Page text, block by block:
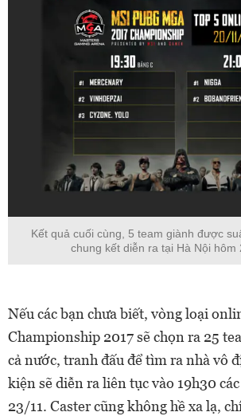
Kết quả cuối cùng, 5 team giành được
chung kết diễn ra tại Hà Nội hôm
Nếu các bạn chưa biết, vòng loại
Championship 2017 sẽ chọn ra 25
cả nước, tranh đấu để tìm ra nhà vô
kiện sẽ diễn ra liên tục vào 19h30
23/11. Caster cũng không hề xa lạ,